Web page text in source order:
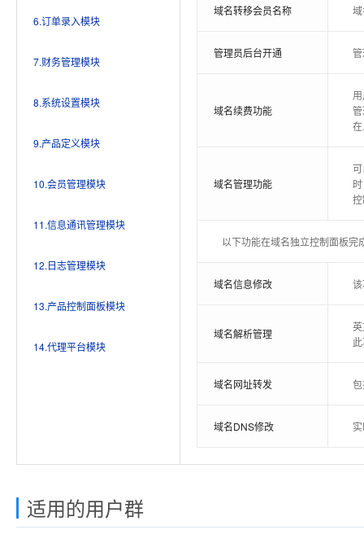
6.订单录入模块
7.财务管理模块
8.系统设置模块
9.产品定义模块
10.会员管理模块
11.信息通讯管理模块
12.日志管理模块
13.产品控制面板模块
14.代理平台模块
域名转移会员名称
管理员后台开通
域名续费功能
域名管理功能
以下功能在域名独立控制面板完
域名信息修改
域名解析管理
域名网址转发
域名DNS修改
邮局免费试用15天
数据库实时开设
网站推广提交
域名录入
汇款确认
会员注册
紧急通知
系统日志
域名管理面板
A模式代理
适用的用户群